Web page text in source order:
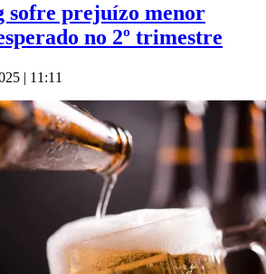
sofre prejuízo menor
no 2º trimestre
| 11:11